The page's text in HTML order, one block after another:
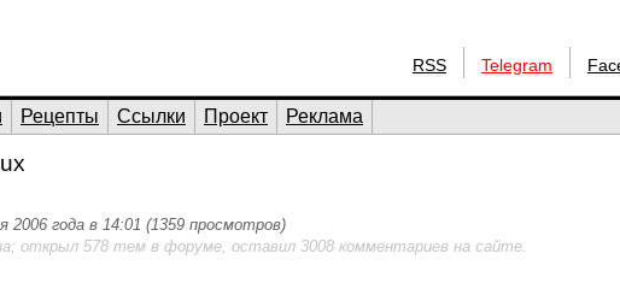
RSS Telegram
Рецепты Ссылки Проект Реклама
2006 года в 14:01 (1359 просмотров)
открыл 578 тем в форуме, оставил 3008 комментариев на сайте.